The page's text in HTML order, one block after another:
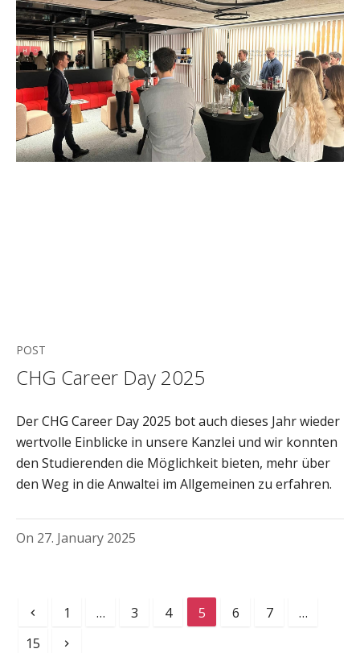
POST
CHG Career Day 2025
Der CHG Career Day 2025 bot auch dieses Jahr wieder
wertvolle Einblicke in unsere Kanzlei und wir konnten
den Studierenden die Möglichkeit bieten, mehr über
den Weg in die Anwaltei im Allgemeinen zu erfahren.
On 27. January 2025
1 … 3 4 5 6 7
…
15